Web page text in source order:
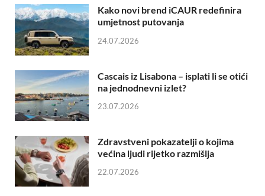
Kako novi brend iCAUR redefinira
umjetnost putovanja
24.07.2026
Cascais iz Lisabona – isplati li se otići
na jednodnevni izlet?
23.07.2026
Zdravstveni pokazatelji o kojima
većina ljudi rijetko razmišlja
22.07.2026